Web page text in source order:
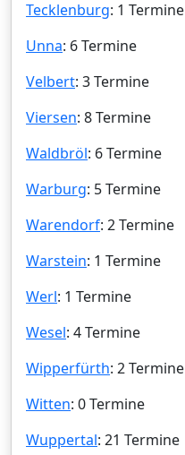
Tecklenburg: 1 Termine
Unna: 6 Termine
Velbert: 3 Termine
Viersen: 8 Termine
Waldbröl: 6 Termine
Warburg: 5 Termine
Warendorf: 2 Termine
Warstein: 1 Termine
Werl: 1 Termine
Wesel: 4 Termine
Wipperfürth: 2 Termine
Witten: 0 Termine
Wuppertal: 21 Termine